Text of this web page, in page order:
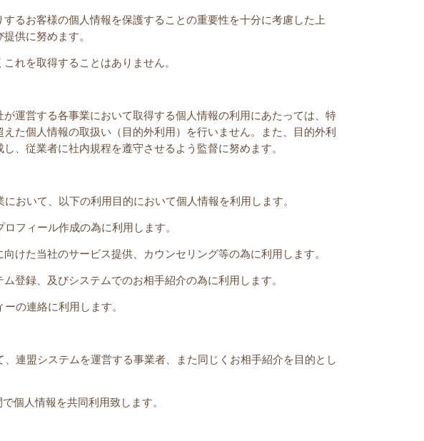
るお客様の個人情報を保護することの重要性を十分に考慮した上
供に努めます。
れを取得することはありません。
運営する各事業において取得する個人情報の利用にあたっては、特
た個人情報の取扱い（目的外利用）を行いません。また、目的外利
、従業者に社内規程を遵守させるよう監督に努めます。
おいて、以下の利用目的において個人情報を利用します。
フィール作成の為に利用します。
けた当社のサービス提供、カウンセリング等の為に利用します。
登録、及びシステムでのお相手紹介の為に利用します。
の連絡に利用します。
連盟システムを運営する事業者、また同じくお相手紹介を目的とし
個人情報を共同利用致します。